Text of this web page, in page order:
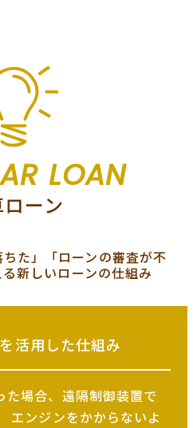
LOAN
ーン
ちた」「ローンの審査が不
新しいローンの仕組み
活用した仕組み
た場合、遠隔制御装置で
エンジンをかからないよ